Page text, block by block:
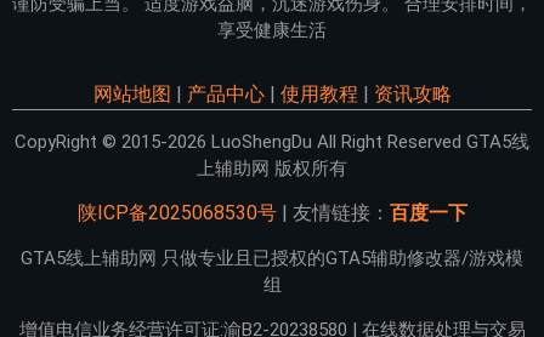
享受健康生活
网站地图 | 产品中心| 使用教程 | 资讯攻略
CopyRight © 2015-2026 LuoShengDu All Right Reserved GTA5线
上辅助网 版权所有
陕ICP备2025068530号| 友情链接： 百度一下
GTA5线上辅助网 只做专业且已授权的GTA5辅助修改器/游戏模
组
增值电信业务经营许可证:渝B2-20238580 | 在线数据处理与交易